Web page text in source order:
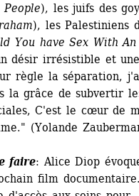
People), les juifs des
), les Palestiniens
You have Sex With An
désir irrésistible et
règle la séparation,
la grâce de subvertir
C'est le cœur de
(Yolande
faire: Alice Diop
film